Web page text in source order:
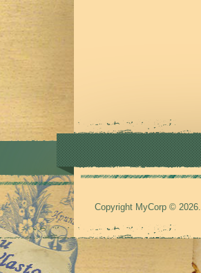
Copyright MyCorp © 2026.